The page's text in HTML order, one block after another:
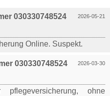
2026-05-21
030330748524
Online. Suspekt.
2026-03-30
030330748524
ohne